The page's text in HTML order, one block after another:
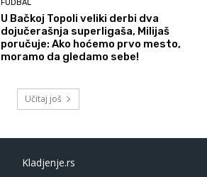
FUDBAL
U Bačkoj Topoli veliki derbi dva
dojučerašnja superligaša, Milijaš
poručuje: Ako hoćemo prvo mesto,
moramo da gledamo sebe!
Učitaj još
Kladjenje.rs